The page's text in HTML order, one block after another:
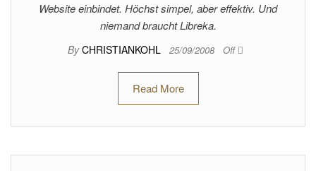
Website einbindet. Höchst simpel, aber effektiv. Und
niemand braucht Libreka.
By CHRISTIANKOHL 25/09/2008 Off
Read More